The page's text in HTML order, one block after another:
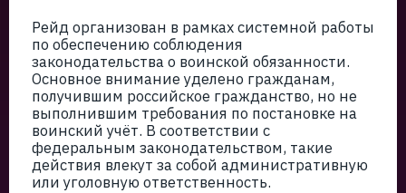
Рейд организован в рамках системной работы
по обеспечению соблюдения
законодательства о воинской обязанности.
Основное внимание уделено гражданам,
получившим российское гражданство, но не
выполнившим требования по постановке на
воинский учёт. В соответствии с
федеральным законодательством, такие
действия влекут за собой административную
или уголовную ответственность.